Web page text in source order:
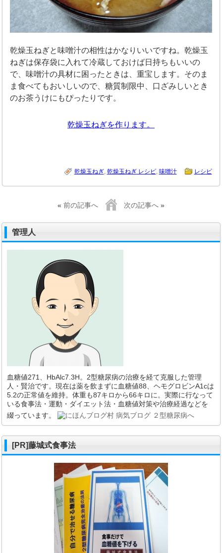
乾燥玉ねぎと味噌汁の相性はかなりいいですね。乾燥玉
ねぎは保存袋に入れて冷蔵しておけば日持ちもいいの
で、味噌汁の具材に困ったときは、重宝します。そのま
ま食べてもおいしいので、糖質制限中、口ざみしいとき
のお茶うけにもぴったりです。
乾燥玉ねぎを作ります。
乾燥玉ねぎ, 乾燥玉ねぎ レシピ, 味噌汁 レシピ
« 前の記事へ 次の記事へ »
管理人
血糖値271、HbAlc7.3H。2型糖尿病の治療を経て克服した管理
人・賢治です。現在は薬を飲まずに血糖値88、ヘモグロビンA1cは
5.2の正常値を維持。体重も87キロから66キロに。実際に行なって
いる食事法・運動・ダイエット法・血糖値対策や治療経過などを
綴っています。
[PR]藤城式食事法